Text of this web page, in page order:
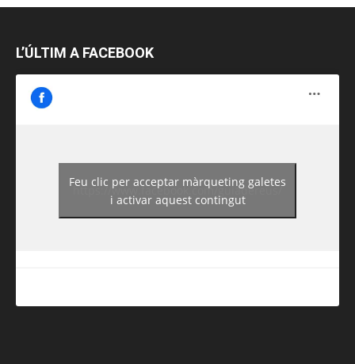
L’ÚLTIM A FACEBOOK
https://www.facebook.com/guiadereus/
Feu clic per acceptar màrqueting galetes
i activar aquest contingut